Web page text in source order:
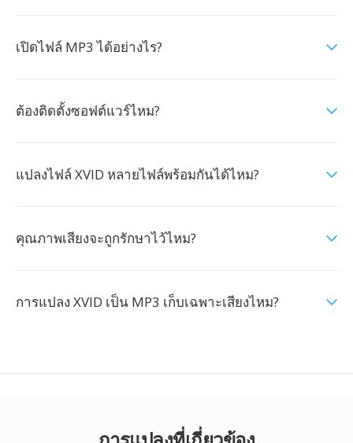
เปิดไฟล์ MP3 ได้อย่างไร?
ต้องติดตั้งซอฟต์แวร์ไหม?
แปลงไฟล์ XVID หลายไฟล์พร้อมกันได้ไหม?
คุณภาพเสียงจะถูกรักษาไว้ไหม?
การแปลง XVID เป็น MP3 เก็บเฉพาะเสียงไหม?